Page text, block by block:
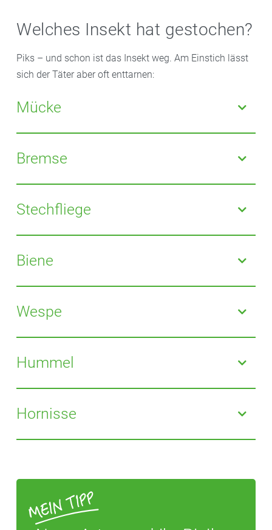
Welches Insekt hat gestochen?
Piks – und schon ist das Insekt weg. Am Einstich lässt
sich der Täter aber oft enttarnen:
Mücke
Es bildet sich eine kleine Quaddel um die
Einstichstelle: sehr starker Juckreiz, Schmerz gering.
Bremse
Um die Einstichstelle können Blutergüsse entstehen,
zum Teil blutet es nach: relativ starker Juckreiz und
relativ starke Schmerzen.
Stechfliege
Die Einstichstelle kann bluten: relativ starker Juckreiz
und etwas schmerzhaft.
Biene
Die Biene stirbt nach dem Stich, ihr Stachel bleibt an
der Einstichstelle hängen: leichter Juckreiz, relativ
starke Schmerzen.
Wespe
Ihr Stachel bleibt nicht an der Einstichstelle stecken:
leichter Juckreiz, relativ starke Schmerzen.
Hummel
Ihr Stachel bleibt ebenfalls nicht an der Einstichstelle
stecken: leichter Juckreiz, relativ starke sofortige
Hornisse
Auch ihr Stachel bleibt nicht an der Einstichstelle